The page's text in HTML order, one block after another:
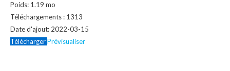
Poids: 1.19 mo
Téléchargements : 1313
Date d'ajout: 2022-03-15
TéléchargerPrévisualiser